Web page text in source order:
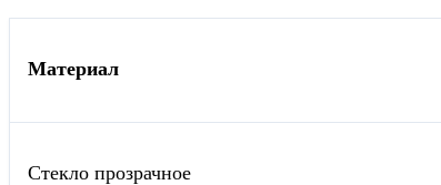
Материал
Стекло прозрачное